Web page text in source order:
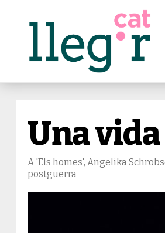
Una
A 'Els homes', Angelika
postguerra